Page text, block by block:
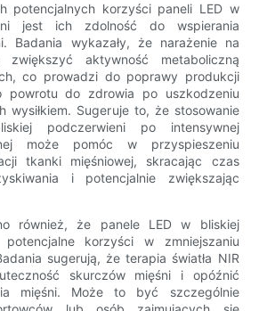
potencjalnych korzyści paneli LED w
jest ich zdolność do wspierania
Badania wykazały, że narażenie na
zwiększyć aktywność metaboliczną
co prowadzi do poprawy produkcji
powrotu do zdrowia po uszkodzeniu
wysiłkiem. Sugeruje to, że stosowanie
podczerwieni po intensywnej
może pomóc w przyspieszeniu
tkanki mięśniowej, skracając czas
i potencjalnie zwiększając
również, że panele LED w bliskiej
korzyści w zmniejszaniu
sugerują, że terapia światła NIR
skurczów mięśni i opóźnić
mięśni. Może to być szczególnie